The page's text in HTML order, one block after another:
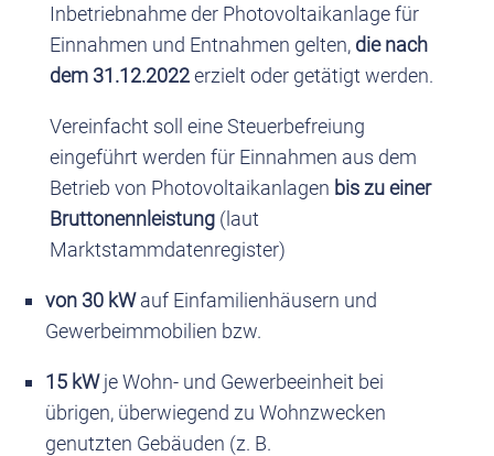
Inbetriebnahme der Photovoltaikanlage für
Einnahmen und Entnahmen gelten, die nach
dem 31.12.2022erzielt oder getätigt werden.
Vereinfacht soll eine Steuerbefreiung
eingeführt werden für Einnahmen aus dem
Betrieb von Photovoltaikanlagen bis zu einer
Bruttonennleistung(laut
Marktstammdatenregister)
von 30 kWauf Einfamilienhäusern und
Gewerbeimmobilien bzw.
15 kWje Wohn- und Gewerbeeinheit bei
übrigen, überwiegend zu Wohnzwecken
genutzten Gebäuden (z. B.